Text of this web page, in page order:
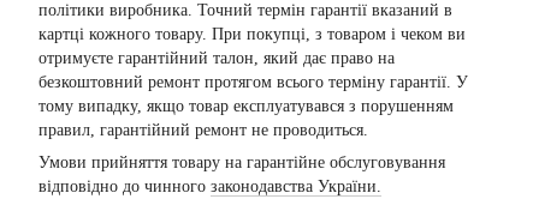
політики виробника. Точний термін гарантії вказаний в
картці кожного товару. При покупці, з товаром і чеком ви
отримуєте гарантійний талон, який дає право на
безкоштовний ремонт протягом всього терміну гарантії. У
тому випадку, якщо товар експлуатувався з порушенням
правил, гарантійний ремонт не проводиться.
Умови прийняття товару на гарантійне обслуговування
відповідно до чинного законодавства України.